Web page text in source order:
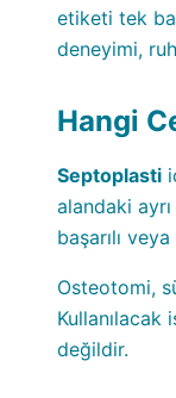
etiketi tek
deneyimi,
Hangi
Septoplasti
alandaki
başarılı
Osteotomi,
Kullanılacak
değildir.